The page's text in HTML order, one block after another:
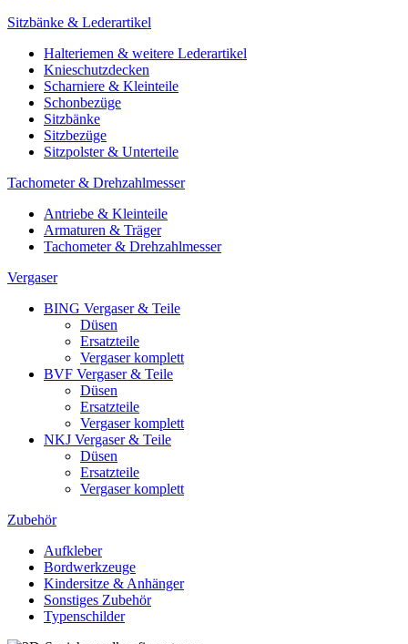
Sitzbänke & Lederartikel
Halteriemen & weitere Lederartikel
Knieschutzdecken
Scharniere & Kleinteile
Schonbezüge
Sitzbänke
Sitzbezüge
Sitzpolster & Unterteile
Tachometer & Drehzahlmesser
Antriebe & Kleinteile
Armaturen & Träger
Tachometer & Drehzahlmesser
Vergaser
BING Vergaser & Teile
Düsen
Ersatzteile
Vergaser komplett
BVF Vergaser & Teile
Düsen
Ersatzteile
Vergaser komplett
NKJ Vergaser & Teile
Düsen
Ersatzteile
Vergaser komplett
Zubehör
Aufkleber
Bordwerkzeuge
Kindersitze & Anhänger
Sonstiges Zubehör
Typenschilder